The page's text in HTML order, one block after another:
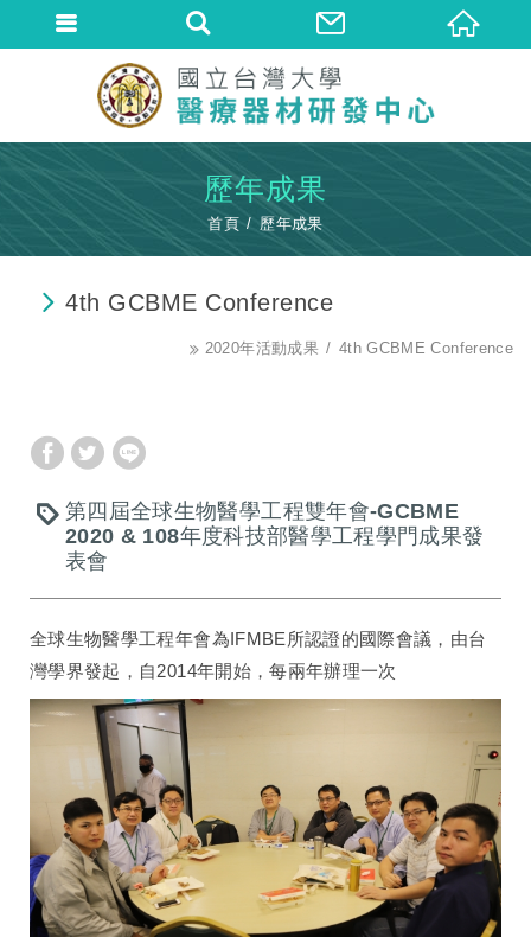
歷年成果
首頁 歷年成果
4th GCBME Conference
2020年活動成果 4th GCBME Conference
第四屆全球生物醫學工程雙年會-GCBME
2020 & 108年度科技部醫學工程學門成果發
表會
全球生物醫學工程年會為IFMBE所認證的國際會議，由台
灣學界發起，自2014年開始，每兩年辦理一次